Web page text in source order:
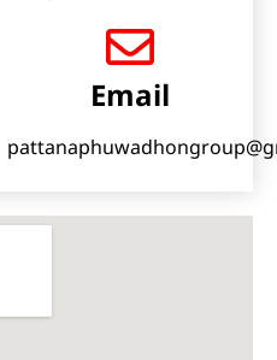
Email